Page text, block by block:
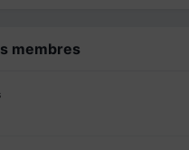
membres